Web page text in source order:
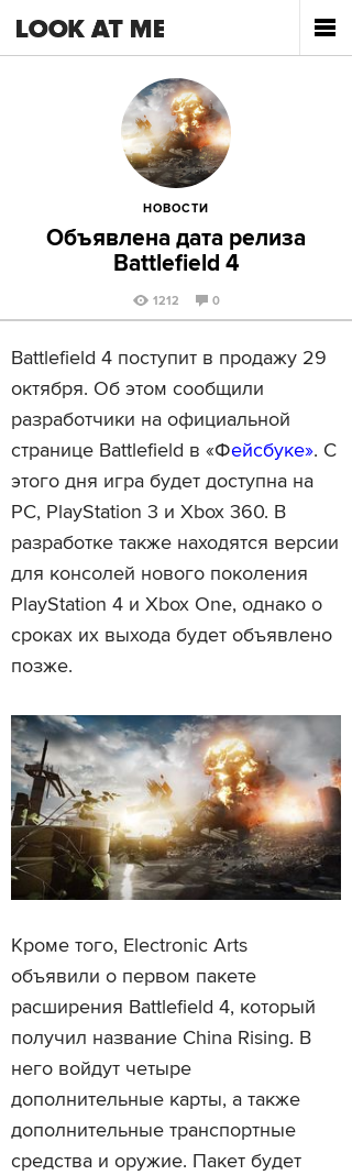
НОВОСТИ
Объявлена дата релиза
Battlefield 4
1212 0
Battlefield 4 поступит в продажу 29
октября. Об этом сообщили
разработчики на официальной
странице Battlefield в «Фейсбуке». С
этого дня игра будет доступна на
РС, PlayStation 3 и Xbox 360. В
разработке также находятся версии
для консолей нового поколения
PlayStation 4 и Xbox One, однако о
сроках их выхода будет объявлено
позже.
Кроме того, Electronic Arts
объявили о первом пакете
расширения Battlefield 4, который
получил название China Rising. В
него войдут четыре
дополнительные карты, а также
дополнительные транспортные
средства и оружие. Пакет будет